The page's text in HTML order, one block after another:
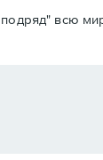
подряд" всю